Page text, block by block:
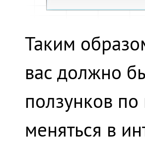
Таким
вас должно
ползунков
меняться в